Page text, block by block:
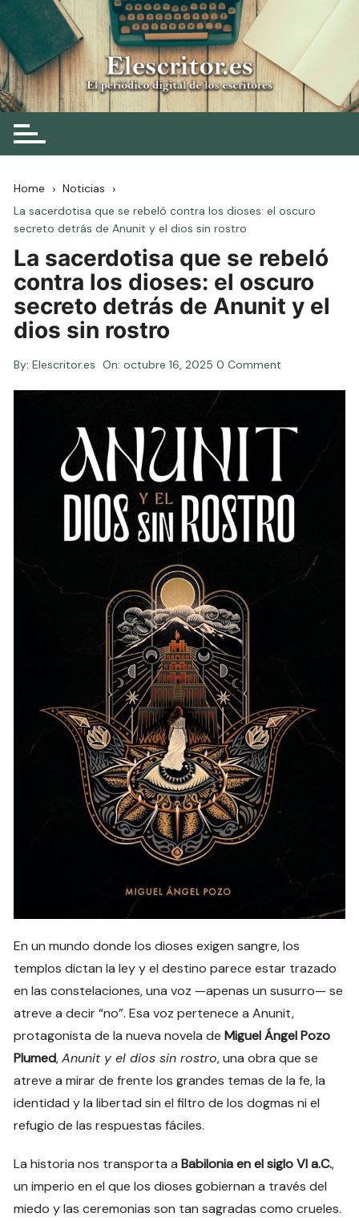
Skip
to
content
Elescritor.es
El periódico digital de los escritores
Home
Noticias
La sacerdotisa que se rebeló contra los dioses: el oscuro
secreto detrás de Anunit y el dios sin rostro
La sacerdotisa que se rebeló
contra los dioses: el oscuro
secreto detrás de Anunit y el
dios sin rostro
By: Elescritor.es On:octubre 16, 2025 0 Comment
En un mundo donde los dioses exigen sangre, los
templos dictan la ley y el destino parece estar trazado
en las constelaciones, una voz —apenas un susurro— se
atreve a decir “no”. Esa voz pertenece a Anunit,
protagonista de la nueva novela deMiguel Ángel Pozo
Plumed,Anunit y el dios sin rostro, una obra que se
atreve a mirar de frente los grandes temas de la fe, la
identidad y la libertad sin el filtro de los dogmas ni el
refugio de las respuestas fáciles.
La historia nos transporta aBabilonia en el siglo VI a.C.,
un imperio en el que los dioses gobiernan a través del
miedo y las ceremonias son tan sagradas como crueles.